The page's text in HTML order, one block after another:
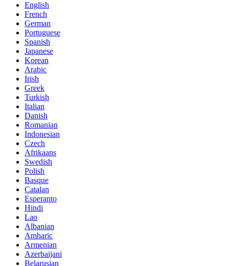
English
French
German
Portuguese
Spanish
Japanese
Korean
Arabic
Irish
Greek
Turkish
Italian
Danish
Romanian
Indonesian
Czech
Afrikaans
Swedish
Polish
Basque
Catalan
Esperanto
Hindi
Lao
Albanian
Amharic
Armenian
Azerbaijani
Belarusian